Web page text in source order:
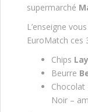
supermarché
L’enseigne
EuroMatch ces
Chips
Beurre
Chocolat
Noir –